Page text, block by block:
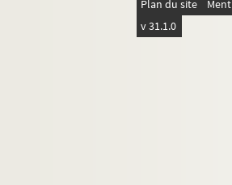
Plan du site
v 31.1.0